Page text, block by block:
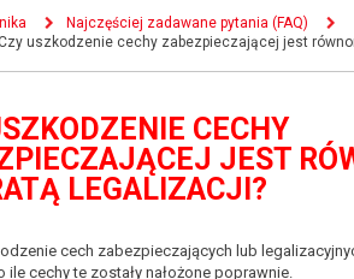
Najczęściej zadawane pytania (FAQ)
Czy uszkodzenie cechy zabezpieczającej jest
CECHY
JEST
LEGALIZACJI?
cech zabezpieczających lub
ile cechy te zostały nałożone poprawnie.